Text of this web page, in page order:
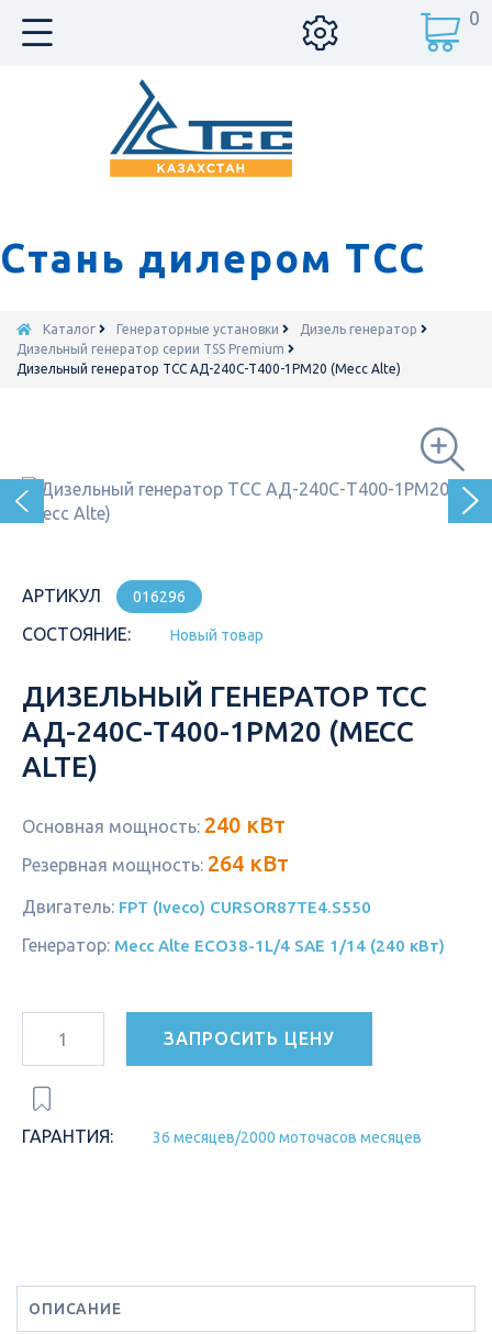
Стань дилером ТСС
0
Каталог Генераторные установки
Дизель генератор
Дизельный генератор серии TSS Premium
Дизельный генератор ТСС АД-240С-Т400-1РМ20 (Mecc Alte)
АРТИКУЛ 016296
СОСТОЯНИЕ: Новый товар
ДИЗЕЛЬНЫЙ ГЕНЕРАТОР ТСС
АД-240С-Т400-1РМ20 (MECC
ALTE)
Основная мощность: 240 кВт
Резервная мощность: 264 кВт
Двигатель: FPT (Iveco) CURSOR87TE4.S550
Генератор: Mecc Alte ECO38-1L/4 SAE 1/14 (240 кВт)
ЗАПРОСИТЬ ЦЕНУ
ГАРАНТИЯ: 36 месяцев/2000 моточасов месяцев
ОПИСАНИЕ